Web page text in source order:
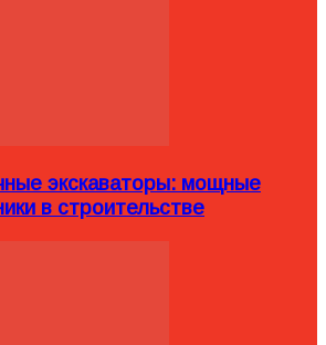
экскаваторы: мощные
в строительстве